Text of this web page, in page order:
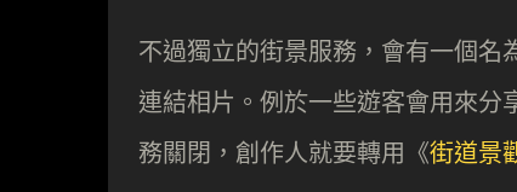
不過獨立的街景服務，會有一個名
連結相片。例於一些遊客會用來分
務關閉，創作人就要轉用《街道景